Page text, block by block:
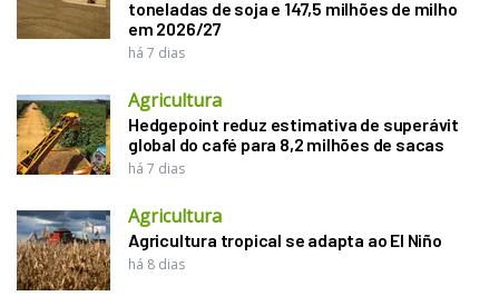
toneladas de soja e 147,5 milhões de milho
em 2026/27
há 7 dias
Agricultura
Hedgepoint reduz estimativa de superávit
global do café para 8,2 milhões de sacas
há 7 dias
Agricultura
Agricultura tropical se adapta ao El Niño
há 8 dias